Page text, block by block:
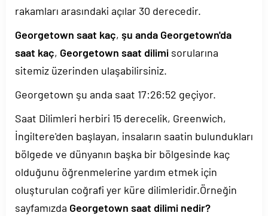
rakamları arasındaki açılar 30 derecedir.
Georgetown saat kaç, şu anda Georgetown'da
saat kaç, Georgetown saat dilimi sorularına
sitemiz üzerinden ulaşabilirsiniz.
Georgetown şu anda saat 17:26:52 geçiyor.
Saat Dilimleri herbiri 15 derecelik, Greenwich,
İngiltere'den başlayan, insaların saatin bulundukları
bölgede ve dünyanın başka bir bölgesinde kaç
olduğunu öğrenmelerine yardım etmek için
oluşturulan coğrafi yer küre dilimleridir.Örneğin
sayfamızda Georgetown saat dilimi nedir?